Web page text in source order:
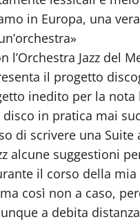
in Europa, una
Jazz del
il progetto
inedito per la
in pratica mai
di scrivere una
alcune suggestioni
il corso della
così non a caso,
a debita